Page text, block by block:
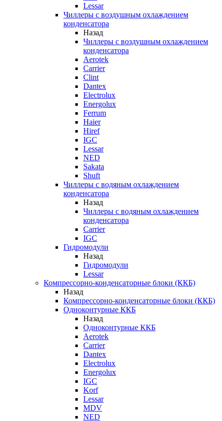
Lessar
Чиллеры с воздушным охлаждением
конденсатора
Назад
Чиллеры с воздушным охлаждением
конденсатора
Aerotek
Carrier
Clint
Dantex
Electrolux
Energolux
Ferrum
Haier
Hiref
IGC
Lessar
NED
Sakata
Shuft
Чиллеры с водяным охлаждением
конденсатора
Назад
Чиллеры с водяным охлаждением
конденсатора
Carrier
IGC
Гидромодули
Назад
Гидромодули
Lessar
Компрессорно-конденсаторные блоки (ККБ)
Назад
Компрессорно-конденсаторные блоки (ККБ)
Одноконтурные ККБ
Назад
Одноконтурные ККБ
Aerotek
Carrier
Dantex
Electrolux
Energolux
IGC
Korf
Lessar
MDV
NED